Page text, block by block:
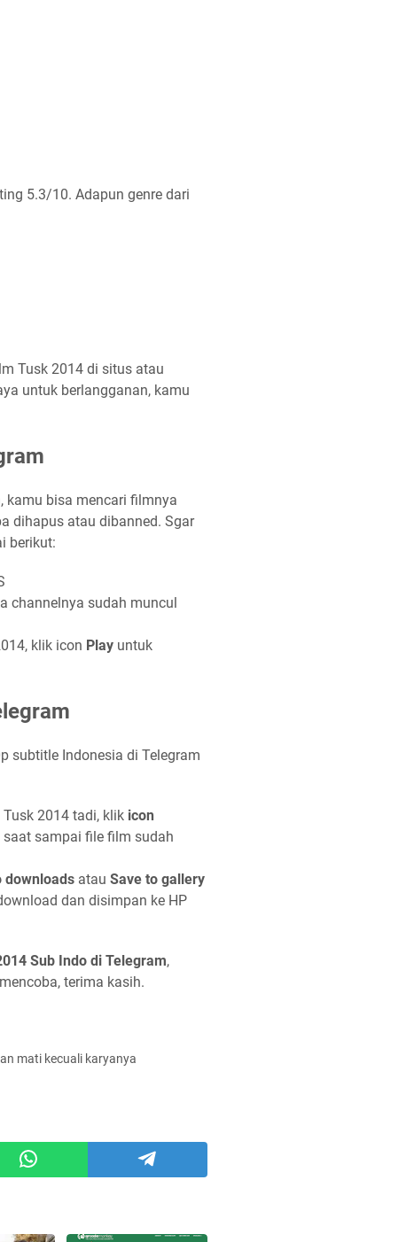
5.3/10. Adapun genre dari
Tusk 2014 di situs atau
untuk berlangganan, kamu
kamu bisa mencari filmnya
dihapus atau dibanned. Sgar
berikut:
channelnya sudah muncul
klik icon Play untuk
subtitle Indonesia di Telegram
2014 tadi, klik icon
sampai file film sudah
downloads atau Save to gallery
dan disimpan ke HP
Sub Indo di Telegram,
terima kasih.
mati kecuali karyanya